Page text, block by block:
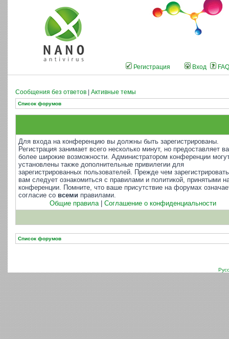
Регистрация Вход FAQ
Сообщения без ответов Активные темы
Список форумов
Для входа на конференцию вы должны быть зарегистрированы.
Регистрация занимает всего несколько минут, но предоставляет
более широкие возможности. Администратором конференции
установлены также дополнительные привилегии для
зарегистрированных пользователей. Прежде чем
вам следует ознакомиться с правилами и политикой, принятыми
конференции. Помните, что ваше присутствие на форумах
согласие со всеми правилами.
Общие правила| Соглашение о конфиденциальности
Список форумов